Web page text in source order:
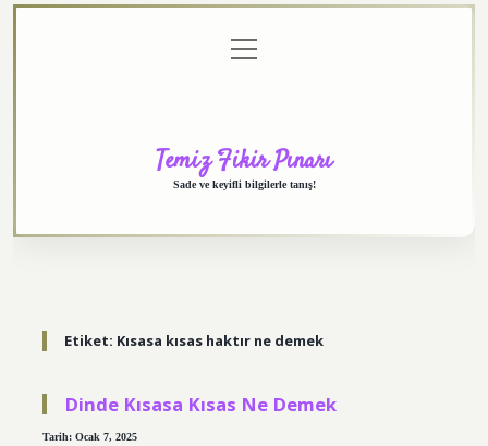
menüyü
aç
Temiz Fikir Pınarı
Sade ve keyifli bilgilerle tanış!
Etiket: Kısasa kısas haktır ne demek
Dinde Kısasa Kısas Ne Demek
Tarih: Ocak 7, 2025